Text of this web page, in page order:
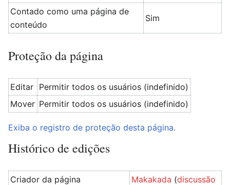
Contado como uma página de
conteúdo
Sim
Proteção da página
Editar Permitir todos os usuários (indefinido)
Mover Permitir todos os usuários (indefinido)
Exiba o registro de proteção desta página.
Histórico de edições
Criador da página Makakada (discussão